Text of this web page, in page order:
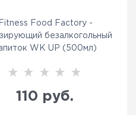
Fitness Food Factory -
безалкогольный
WK UP (500мл)
110 руб.